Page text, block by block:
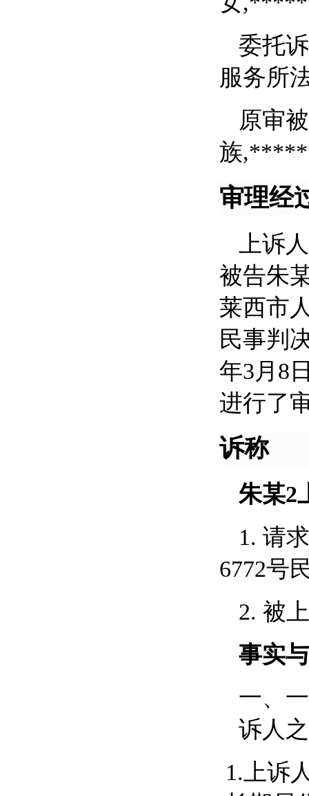
委托
服务所
原审
族
审理经
上诉
被告朱
莱西市
民事判
年3月8
进行了
诉称
朱某2
1. 请
6772号
2. 被
事实
一、
诉人
1. 上诉